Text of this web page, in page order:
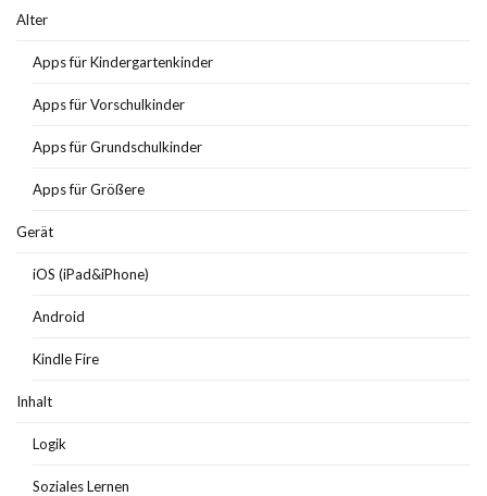
Alter
Apps für Kindergartenkinder
Apps für Vorschulkinder
Apps für Grundschulkinder
Apps für Größere
Gerät
iOS (iPad&iPhone)
Android
Kindle Fire
Inhalt
Logik
Soziales Lernen